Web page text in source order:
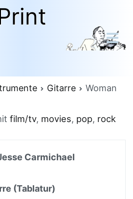
Gitarre Woman
film/tv, movies, pop, rock
Carmichael
(Tablatur)